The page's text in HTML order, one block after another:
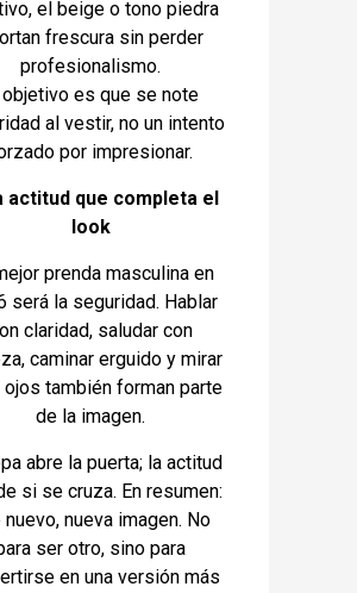
el beige o tono piedra
frescura sin perder
profesionalismo.
objetivo es que se note
al vestir, no un intento
por impresionar.
actitud que completa el
look
prenda masculina en
será la seguridad. Hablar
claridad, saludar con
caminar erguido y mirar
también forman parte
de la imagen.
abre la puerta; la actitud
si se cruza. En resumen:
nuevo, nueva imagen. No
ser otro, sino para
en una versión más